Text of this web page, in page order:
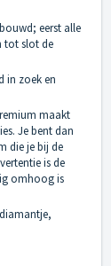
eerst alle
tot slot de
in zoek en
maakt
Je bent dan
die je bij de
is de
omhoog is